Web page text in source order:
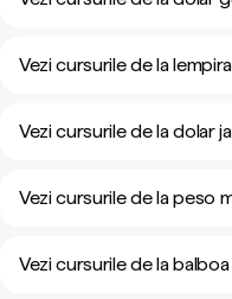
Vezi cursurile de la
Vezi cursurile de la dolar
Vezi cursurile de la peso
Vezi cursurile de la